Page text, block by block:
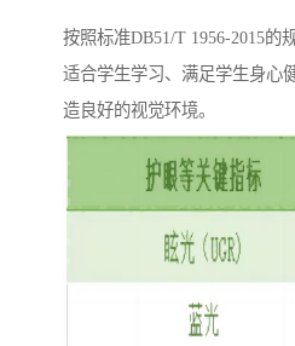
按照标准DB51/T 1956-2015的
适合学生学习、满足学生身心
造良好的视觉环境。